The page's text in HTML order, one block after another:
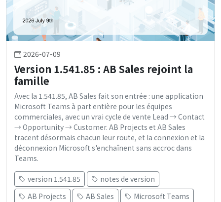
2026-07-09
Version 1.541.85 : AB Sales rejoint la
famille
Avec la 1.541.85, AB Sales fait son entrée : une application
Microsoft Teams à part entière pour les équipes
commerciales, avec un vrai cycle de vente Lead → Contact
→ Opportunity → Customer. AB Projects et AB Sales
tracent désormais chacun leur route, et la connexion et la
déconnexion Microsoft s'enchaînent sans accroc dans
Teams.
version 1.541.85
notes de version
AB Projects
AB Sales
Microsoft Teams